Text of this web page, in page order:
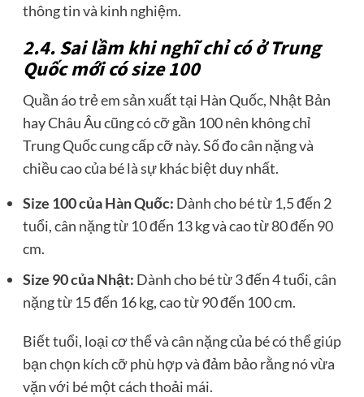
thông tin và kinh nghiệm.
2.4. Sai lầm khi nghĩ chỉ có ở Trung
Quốc mới có size 100
Quần áo trẻ em sản xuất tại Hàn Quốc, Nhật Bản
hay Châu Âu cũng có cỡ gần 100 nên không chỉ
Trung Quốc cung cấp cỡ này. Số đo cân nặng và
chiều cao của bé là sự khác biệt duy nhất.
Size 100 của Hàn Quốc: Dành cho bé từ 1,5 đến 2
tuổi, cân nặng từ 10 đến 13 kg và cao từ 80 đến 90
cm.
Size 90 của Nhật: Dành cho bé từ 3 đến 4 tuổi, cân
nặng từ 15 đến 16 kg, cao từ 90 đến 100 cm.
Biết tuổi, loại cơ thể và cân nặng của bé có thể giúp
bạn chọn kích cỡ phù hợp và đảm bảo rằng nó vừa
vặn với bé một cách thoải mái.